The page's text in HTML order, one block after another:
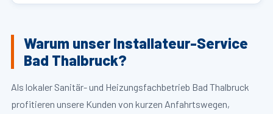
Warum unser Installateur-Service
Bad Thalbruck?
Als lokaler Sanitär- und Heizungsfachbetrieb Bad Thalbruck
profitieren unsere Kunden von kurzen Anfahrtswegen,